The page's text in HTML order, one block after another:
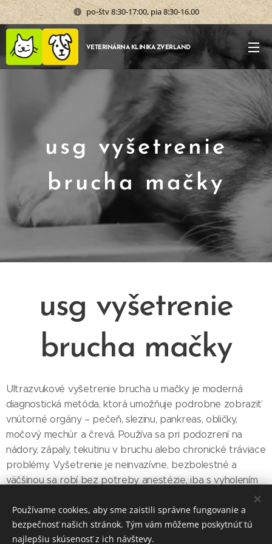
po-štv 8:30-17:00, pia 8:30-16.00
VETERINÁRNA KLINIKA ZVERLAND
usg vyšetrenie
brucha mačky
usg vyšetrenie
brucha mačky
Ultrazvukové vyšetrenie brucha u mačky je moderná
diagnostická metóda, ktorá umožňuje podrobne zobraziť
vnútorné orgány – pečeň, slezinu, pankreas, obličky,
močový mechúr a črevá. Používa sa pri podozrení na
nádory, zápaly, tekutinu v bruchu alebo chronické tráviace
problémy. Vyšetrenie je neinvazívne, bezbolestné a
väčšinou sa robí bez potreby anestézie, iba s vyholením
Používame cookies, aby sme zaistili správne fungovanie a
bezpečnosť našich stránok. Tým vám môžeme poskytnúť tú
najlepšiu skúsenosť z ich návštevy.